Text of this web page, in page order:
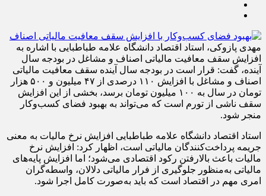
مهدی پازوکی، استاد اقتصاد دانشگاه علامه طباطبایی با اشاره به
افزایش سقف معافیت مالیاتی اصناف و مشاغل در بودجه سال
آینده،‌ گفت: قرار است در بودجه سال آینده سقف معافیت مالیاتی
اصناف و مشاغل با افزایش ۱۱۰ درصدی از ۴۷ میلیون و ۵۰۰ هزار
تومان در سال به ۱۰۰ میلیون تومان برسد، بخشی از این افزایش
سقف ناشی از تورم است که می‌تواند به بهبود فضای کسب‌وکار
منجر شود.
استاد اقتصاد دانشگاه علامه طباطبایی افزایش نرخ مالیات به معنی
جریمه پرداخت‌کنندگان مالیاتی است، اظهار کرد: افزایش نرخ
مالیات باعث بالارفتن رکود اقتصادی می‌شود؛ اما افزایش پایه‌های
مالیاتی به‌منظور جلوگیری از فرار مالیاتی دلالان، واسطه‌گران
امری مهم در اقتصاد است که باید به‌صورت کامل اجرا شود.